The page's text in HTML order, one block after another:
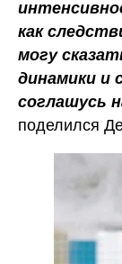
как
могу
динамики и
соглашусь
поделился